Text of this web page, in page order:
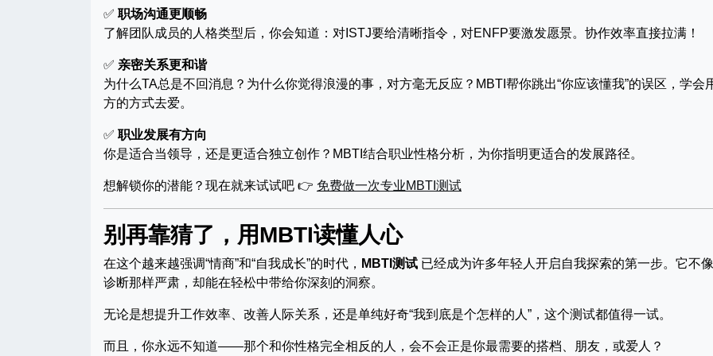
✅ 职场沟通更顺畅
了解团队成员的人格类型后，你会知道：对ISTJ要给清晰指令，对ENFP要激发愿景。协作效率直接拉满！
✅ 亲密关系更和谐
为什么TA总是不回消息？为什么你觉得浪漫的事，对方毫无反应？MBTI帮你跳出“你应该懂我”的误区，学会
方的方式去爱。
✅ 职业发展有方向
你是适合当领导，还是更适合独立创作？MBTI结合职业性格分析，为你指明更适合的发展路径。
想解锁你的潜能？现在就来试试吧 👉 免费做一次专业MBTI测试
别再靠猜了，用MBTI读懂人心
在这个越来越强调“情商”和“自我成长”的时代， MBTI测试 已经成为许多年轻人开启自我探索的第一步。它不
诊断那样严肃，却能在轻松中带给你深刻的洞察。
无论是想提升工作效率、改善人际关系，还是单纯好奇“我到底是个怎样的人”，这个测试都值得一试。
而且，你永远不知道——那个和你性格完全相反的人，会不会正是你最需要的搭档、朋友，或爱人？